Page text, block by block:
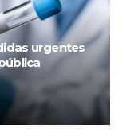
urgentes